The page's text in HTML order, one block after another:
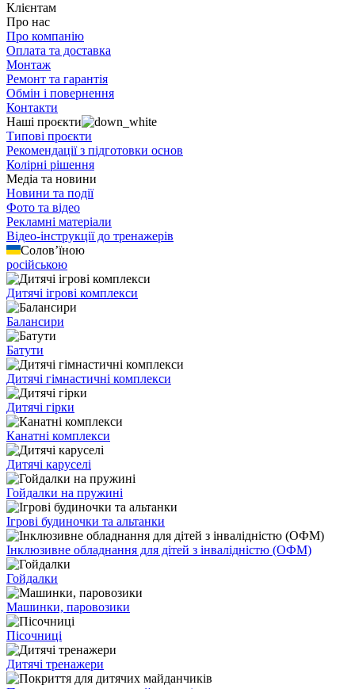
Клієнтам
Про нас
Про компанію
Оплата та доставка
Монтаж
Ремонт та гарантія
Обмін і повернення
Контакти
Наші проєкти
Типові проєкти
Рекомендації з підготовки основ
Колірні рішення
Медіа та новини
Новини та події
Фото та відео
Рекламні матеріали
Відео-інструкції до тренажерів
Солов’їною
російською
Дитячі ігрові комплекси
Балансири
Батути
Дитячі гімнастичні комплекси
Дитячі гірки
Канатні комплекси
Дитячі каруселі
Гойдалки на пружині
Ігрові будиночки та альтанки
Інклюзивне обладнання для дітей з інвалідністю (ОФМ)
Гойдалки
Машинки, паровозики
Пісочниці
Дитячі тренажери